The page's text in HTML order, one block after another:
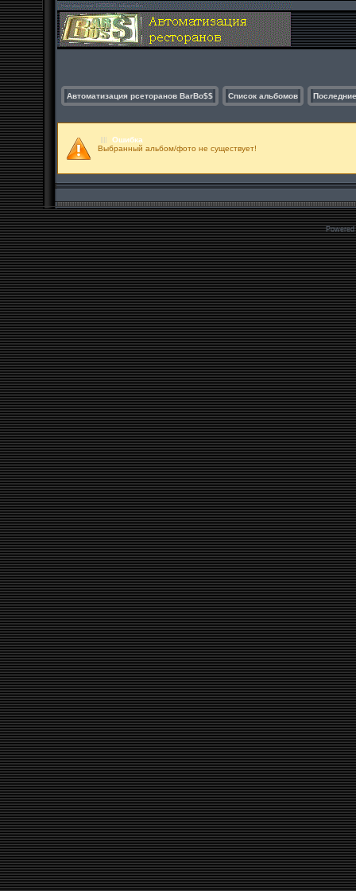
Автоматизация рсеторанов BarBo$$ Список альбомов
Ошибка
Выбранный альбом/фото не существует!